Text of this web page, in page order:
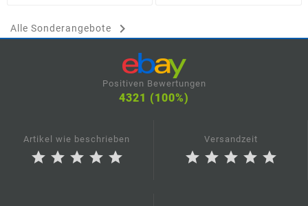
Alle Sonderangebote 
Positiven Bewertungen
4321 (100%)
Artikel wie beschrieben
star star star star star
Versandzeit
star star star star star